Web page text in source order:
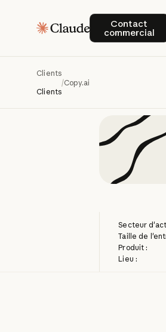
Contact
commercial
Contact
Clients
Clients
/Copy.ai
Secteur
Taille de
Produit :
Lieu :